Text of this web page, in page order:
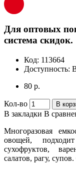
Для оптовых
система скидок.
Код: 113664
Доступность:
80 р.
Кол-во В
В закладки В
Многоразовая
овощей,
сухофруктов,
салатов, рагу,